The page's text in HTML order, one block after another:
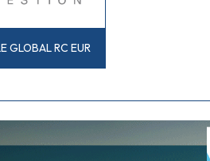
GLOBAL RC EUR